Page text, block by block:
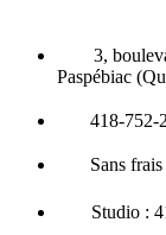
3,
Paspébiac
418-752-
Sans
Studio :